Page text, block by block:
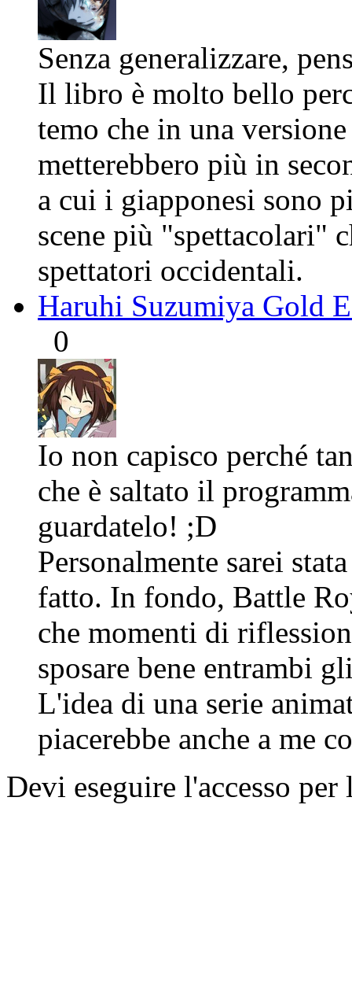
Senza generalizzare,
Il libro è molto bello
temo che in una
metterebbero più in
a cui i giapponesi sono
scene più "spettacolari"
spettatori occidentali.
Haruhi Suzumiya Gold
0
Io non capisco perché
che è saltato il
guardatelo! ;D
Personalmente sarei
fatto. In fondo, Battle
che momenti di
sposare bene entrambi
L'idea di una serie
piacerebbe anche a me
Devi eseguire l'accesso